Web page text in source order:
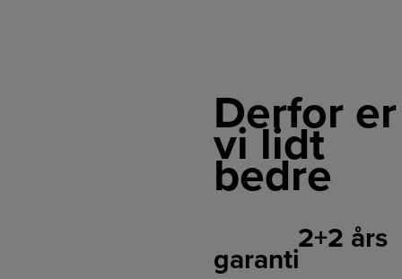
Derfor er
vi lidt
bedre
2+2 års
garanti